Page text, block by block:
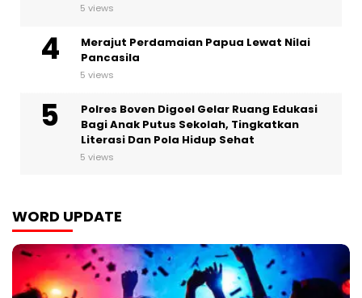
5 views
Merajut Perdamaian Papua Lewat Nilai
Pancasila
5 views
Polres Boven Digoel Gelar Ruang Edukasi
Bagi Anak Putus Sekolah, Tingkatkan
Literasi Dan Pola Hidup Sehat
5 views
WORD UPDATE